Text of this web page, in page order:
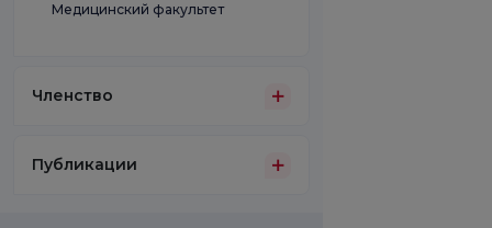
Медицинский факультет
Членство
Публикации